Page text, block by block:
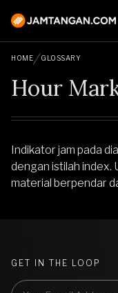
HOME GLOSSARY
Hour
Indikator jam pada
dengan istilah index.
material berpendar
GET IN THE LOOP